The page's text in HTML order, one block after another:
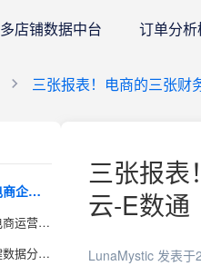
多店铺数据中台 订单分析
三张报表！电商的三张财
一、利润表：电商企业盈利能力的真相
1. 利润表结构与电商运营的深度关联
2. 利润表中的关键数据分析与经营决策
三张报表
云-E数通
LunaMystic 发表于